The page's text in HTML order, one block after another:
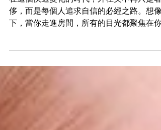
GentleMax Pro Plus：美麗與科技
的完美結合
侈，而是每個人追求自信的必經之路。想像
下，當你走進房間，所有的目光都聚焦在你
上，因為你的肌膚如同晨露般清新、光滑。
不是夢想，而是 GentleMax Pro Plus 為你打